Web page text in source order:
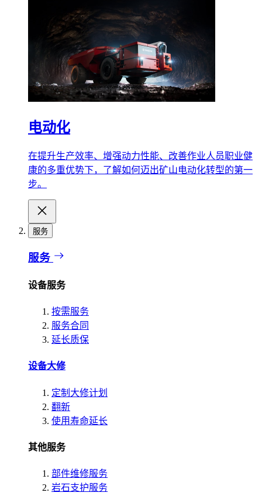
电动化
在提升生产效率、增强动力性能、改善作业人员职业健
康的多重优势下，了解如何迈出矿山电动化转型的第一
步。
服务
服务
设备服务
按需服务
服务合同
延长质保
设备大修
定制大修计划
翻新
使用寿命延长
其他服务
部件维修服务
岩石支护服务